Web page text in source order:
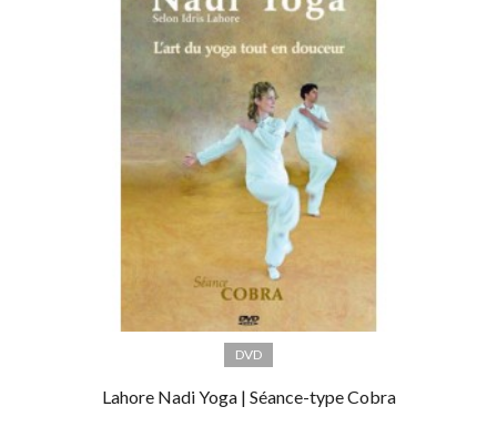
DVD
Lahore Nadi Yoga | Séance-type Cobra